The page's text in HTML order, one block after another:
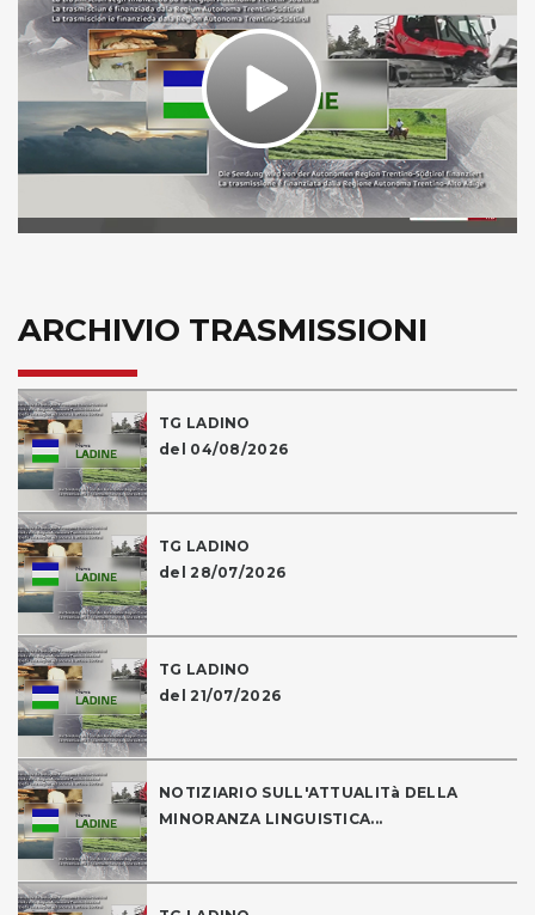
Play
ARCHIVIO TRASMISSIONI
TG LADINO
del 04/08/2026
TG LADINO
del 28/07/2026
TG LADINO
del 21/07/2026
NOTIZIARIO SULL'ATTUALITà DELLA
MINORANZA LINGUISTICA...